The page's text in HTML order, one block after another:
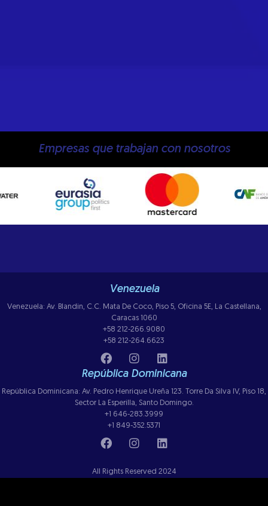
Empresas que trabajan con nosotros
Venezuela
Venezuela: Av. Blandin, C.C. Mata De Coco, Piso 5, Oficina 5E, La Castellana,
Caracas 1060
+58 212-266.9080
+58 212-264.6623
República Dominicana
República Dominicana: Av. Pedro Henrique Ureña 123. Torre Da Silva IV, Piso 18,
Sector La Esperilla, Santo Domingo.
+1 646-283.3999
+1 849-352.5371
All Rights Reserved 2024